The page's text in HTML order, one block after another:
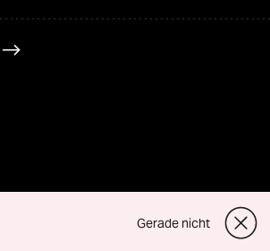
Gerade nicht